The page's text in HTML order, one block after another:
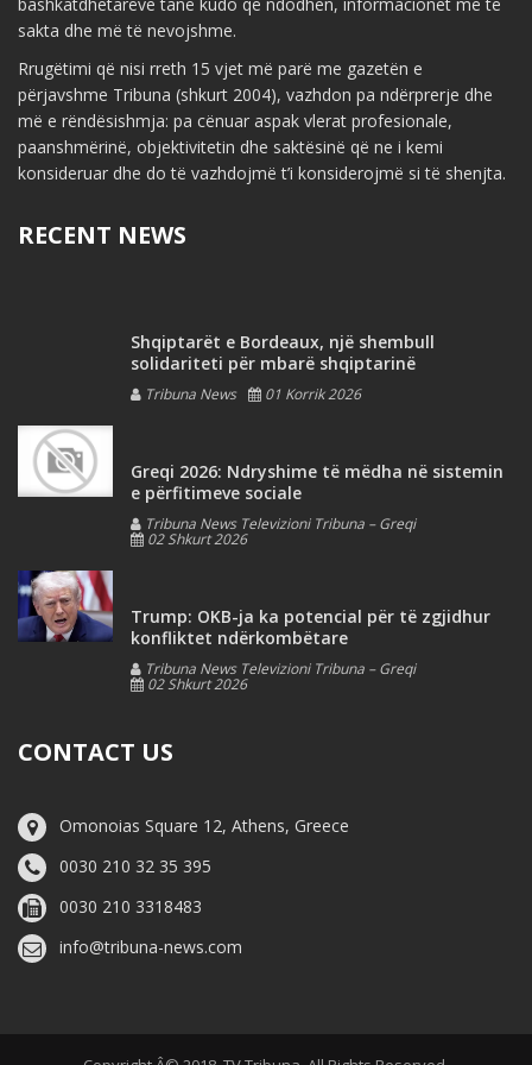
sakta dhe më të nevojshme.
Rrugëtimi që nisi rreth 15 vjet më parë me gazetën e
përjavshme Tribuna (shkurt 2004), vazhdon pa ndërprerje dhe
më e rëndësishmja: pa cënuar aspak vlerat profesionale,
paanshmërinë, objektivitetin dhe saktësinë që ne i kemi
konsideruar dhe do të vazhdojmë t’i konsiderojmë si të shenjta.
RECENT NEWS
Shqiptarët e Bordeaux, një shembull
solidariteti për mbarë shqiptarinë
Tribuna News 01 Korrik 2026
Greqi 2026: Ndryshime të mëdha në sistemin
e përfitimeve sociale
Tribuna News Televizioni Tribuna – Greqi
02 Shkurt 2026
Trump: OKB-ja ka potencial për të zgjidhur
konfliktet ndërkombëtare
Tribuna News Televizioni Tribuna – Greqi
02 Shkurt 2026
CONTACT US
Omonoias Square 12, Athens, Greece
0030 210 32 35 395
0030 210 3318483
info@tribuna-news.com